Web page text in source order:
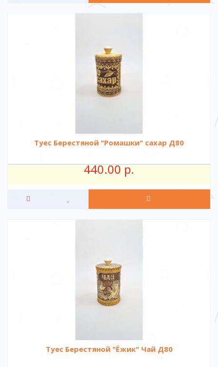
Туес Берестяной "Ромашки" сахар Д80
440.00 р.
Туес Берестяной "Ёжик" Чай Д80